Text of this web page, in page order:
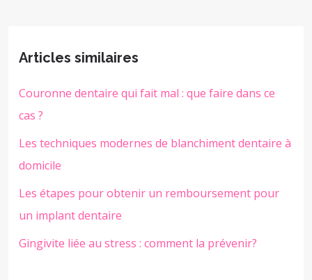
Articles similaires
Couronne dentaire qui fait mal : que faire dans ce
cas ?
Les techniques modernes de blanchiment dentaire à
domicile
Les étapes pour obtenir un remboursement pour
un implant dentaire
Gingivite liée au stress : comment la prévenir?